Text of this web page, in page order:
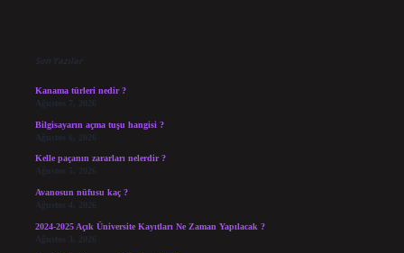
Son Yazılar
Kanama türleri nedir ?
Ağustos 7, 2026
Bilgisayarın açma tuşu hangisi ?
Ağustos 6, 2026
Kelle paçanın zararları nelerdir ?
Ağustos 5, 2026
Avanosun nüfusu kaç ?
Ağustos 4, 2026
2024-2025 Açık Üniversite Kayıtları Ne Zaman Yapılacak ?
Ağustos 3, 2026